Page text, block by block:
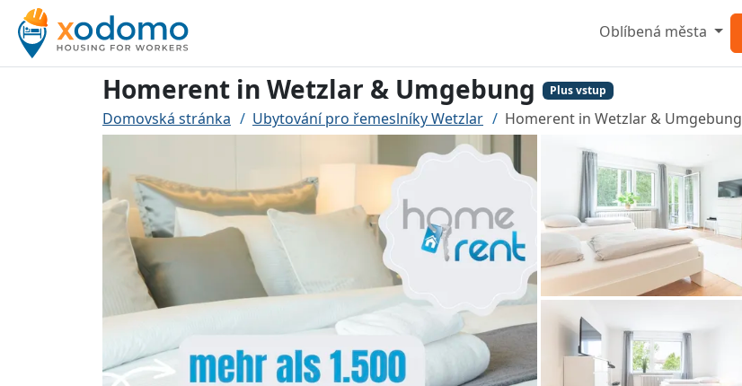
Oblíbená města
Homerent in Wetzlar & Umgebung Plus vstup
Domovská stránka Ubytování pro řemeslníky Wetzlar Homerent in Wetzlar & Umgebung